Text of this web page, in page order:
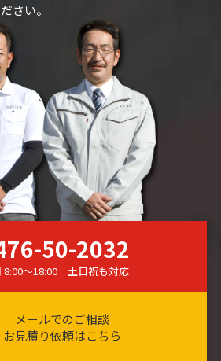
さい。
50-2032
8:00～18:00 土日祝も対応
メールでのご相談
お見積り依頼はこちら